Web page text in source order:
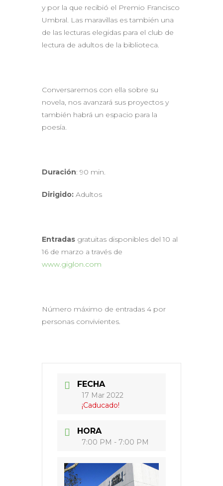
y por la que recibió el Premio Francisco
Umbral. Las maravillas es también una
de las lecturas elegidas para el club de
lectura de adultos de la biblioteca.
Conversaremos con ella sobre su
novela, nos avanzará sus proyectos y
también habrá un espacio para la
poesía.
Duración: 90 min.
Dirigido: Adultos
Entradas gratuitas disponibles del 10 al
16 de marzo a través de
www.giglon.com
Número máximo de entradas 4 por
personas convivientes.
FECHA
17 Mar 2022
¡Caducado!
HORA
7:00 PM - 7:00 PM